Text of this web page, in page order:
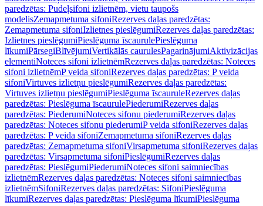
paredzētas: Pudeļsifoni izlietnēm, vietu taupošs
modelisZemapmetuma sifoniRezerves daļas paredzētas:
Zemapmetuma sifoniIzlietnes pieslēgumiRezerves daļas paredzētas:
Izlietnes pieslēgumiPieslēguma īscaurulePieslēguma
līkumiPārsegiBlīvējumiVertikālās caurulesPagarinājumiAktivizācijas
elementiNoteces sifoni izlietnēmRezerves daļas paredzētas: Noteces
sifoni izlietnēmP veida sifoniRezerves daļas paredzētas: P veida
sifoniVirtuves izlietņu pieslēgumiRezerves daļas paredzētas:
Virtuves izlietņu pieslēgumiPieslēguma īscauruleRezerves daļas
paredzētas: Pieslēguma īscaurulePiederumiRezerves daļas
paredzētas: PiederumiNoteces sifonu piederumiRezerves daļas
paredzētas: Noteces sifonu piederumiP veida sifoniRezerves daļas
paredzētas: P veida sifoniZemapmetuma sifoniRezerves daļas
paredzētas: Zemapmetuma sifoniVirsapmetuma sifoniRezerves daļas
paredzētas: Virsapmetuma sifoniPieslēgumiRezerves daļas
paredzētas: PieslēgumiPiederumiNoteces sifoni saimniecības
izlietnēmRezerves daļas paredzētas: Noteces sifoni saimniecības
izlietnēmSifoniRezerves daļas paredzētas: SifoniPieslēguma
līkumiRezerves daļas paredzētas: Pieslēguma līkumiPieslēguma